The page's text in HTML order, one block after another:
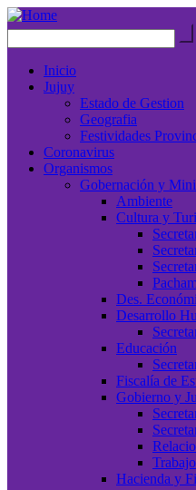
Inicio
Jujuy
Estado de Gestion
Geografia
Festividades
Coronavirus
Organismos
Gobernación y
Ambiente
Cultura y
Des.
Desarrollo
Educación
Fiscalía de
Gobierno y
Hacienda y